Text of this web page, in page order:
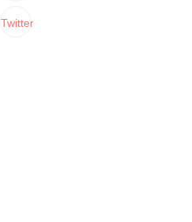
Twitter